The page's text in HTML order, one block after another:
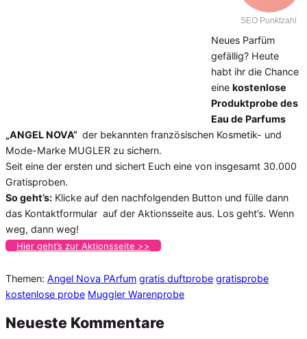
SEO Punktzahl
Neues Parfüm
gefällig? Heute
habt ihr die Chance
eine kostenlose
Produktprobe des
Eau de Parfums
„ANGEL NOVA“ der bekannten französischen Kosmetik- und
Mode-Marke MUGLER zu sichern.
Seit eine der ersten und sichert Euch eine von insgesamt 30.000
Gratisproben.
So geht’s: Klicke auf den nachfolgenden Button und fülle dann
das Kontaktformular auf der Aktionsseite aus. Los geht’s. Wenn
weg, dann weg!
Hier geht’s zur Aktionsseite >>
Themen: Angel Nova PArfum gratis duftprobe gratisprobe
kostenlose probe Muggler Warenprobe
Neueste Kommentare